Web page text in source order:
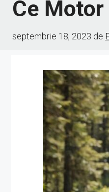
Ce
septembrie 18, 2023 de